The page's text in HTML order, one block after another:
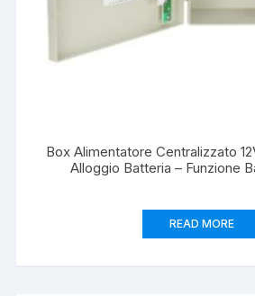
Box Alimentatore Centralizzato
Alloggio Batteria – Funzione
READ MORE